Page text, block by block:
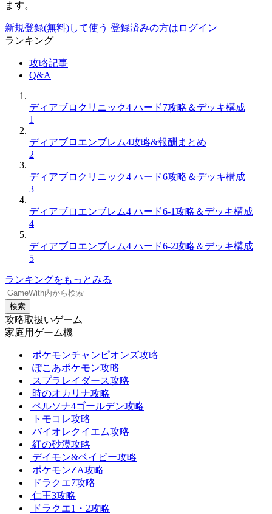
ます。
新規登録(無料)して使う 登録済みの方はログイン
ランキング
攻略記事
Q&A
ディアブロクリニック4 ハード7攻略＆デッキ構成
1
ディアブロエンブレム4攻略&報酬まとめ
2
ディアブロクリニック4 ハード6攻略＆デッキ構成
3
ディアブロエンブレム4 ハード6-1攻略＆デッキ構成
4
ディアブロエンブレム4 ハード6-2攻略＆デッキ構成
5
ランキングをもっとみる
検索
攻略取扱いゲーム
家庭用ゲーム機
ポケモンチャンピオンズ攻略
ぽこあポケモン攻略
スプラレイダース攻略
時のオカリナ攻略
ペルソナ4ゴールデン攻略
トモコレ攻略
バイオレクイエム攻略
紅の砂漠攻略
デイモン&ベイビー攻略
ポケモンZA攻略
ドラクエ7攻略
仁王3攻略
ドラクエ1・2攻略